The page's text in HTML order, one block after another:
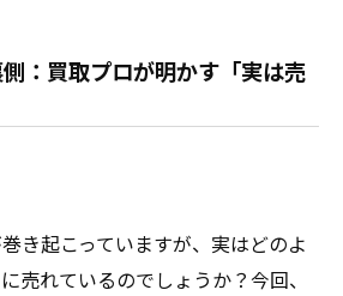
：買取プロが明かす「実は売
き起こっていますが、実はどのよ
売れているのでしょうか？今回、